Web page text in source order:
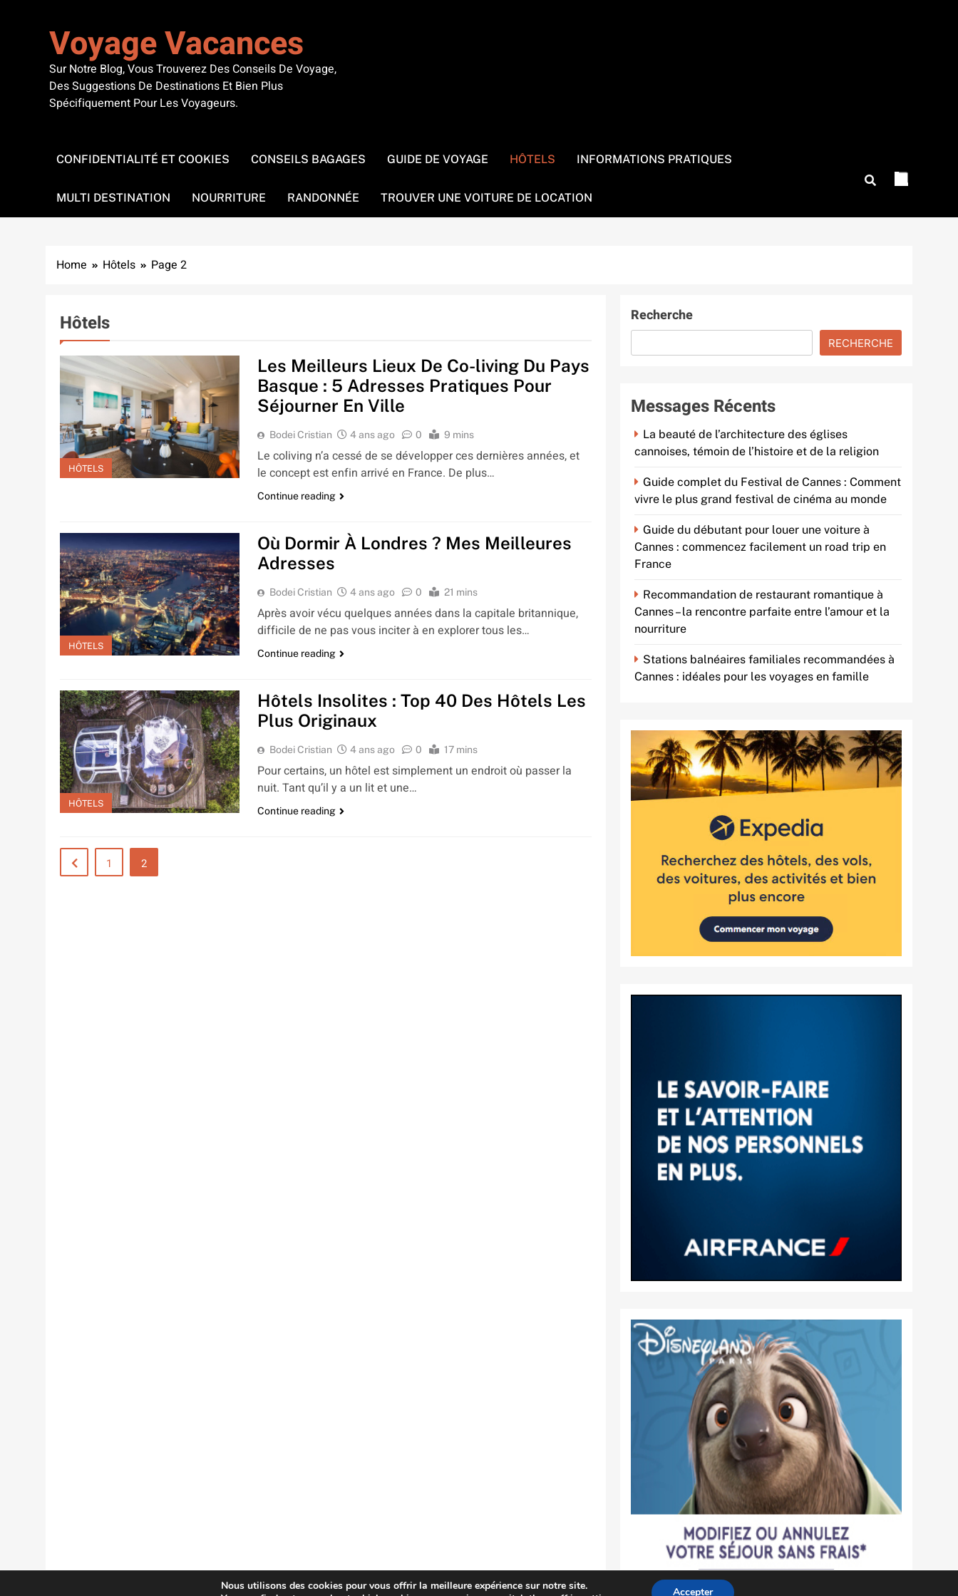
Voyage Vacances
Sur Notre Blog, Vous Trouverez Des Conseils De Voyage,
Des Suggestions De Destinations Et Bien Plus
Spécifiquement Pour Les Voyageurs.
CONFIDENTIALITÉ ET COOKIES CONSEILS BAGAGES GUIDE DE VOYAGE HÔTELS INFORMATIONS PRATIQUES
MULTI DESTINATION NOURRITURE RANDONNÉE TROUVER UNE VOITURE DE LOCATION
Home Hôtels Page 2
Hôtels
HÔTELS
Les Meilleurs Lieux De Co-living Du Pays
Basque : 5 Adresses Pratiques Pour
Séjourner En Ville
Bodei Cristian 4 ans ago 0 9 mins
Le coliving n’a cessé de se développer ces dernières années, et
le concept est enfin arrivé en France. De plus…
Continue reading
HÔTELS
Où Dormir À Londres ? Mes Meilleures
Adresses
Bodei Cristian 4 ans ago 0 21 mins
Après avoir vécu quelques années dans la capitale britannique,
difficile de ne pas vous inciter à en explorer tous les…
Continue reading
HÔTELS
Hôtels Insolites : Top 40 Des Hôtels Les
Plus Originaux
Bodei Cristian 4 ans ago 0 17 mins
Pour certains, un hôtel est simplement un endroit où passer la
nuit. Tant qu’il y a un lit et une…
Continue reading
1 2
Recherche
RECHERCHE
Messages Récents
La beauté de l’architecture des églises
cannoises, témoin de l’histoire et de la religion
Guide complet du Festival de Cannes : Comment
vivre le plus grand festival de cinéma au monde
Guide du débutant pour louer une voiture à
Cannes : commencez facilement un road trip en
France
Recommandation de restaurant romantique à
Cannes – la rencontre parfaite entre l’amour et la
nourriture
Stations balnéaires familiales recommandées à
Cannes : idéales pour les voyages en famille
Nous utilisons des cookies pour vous offrir la meilleure expérience sur notre site.
Accepter